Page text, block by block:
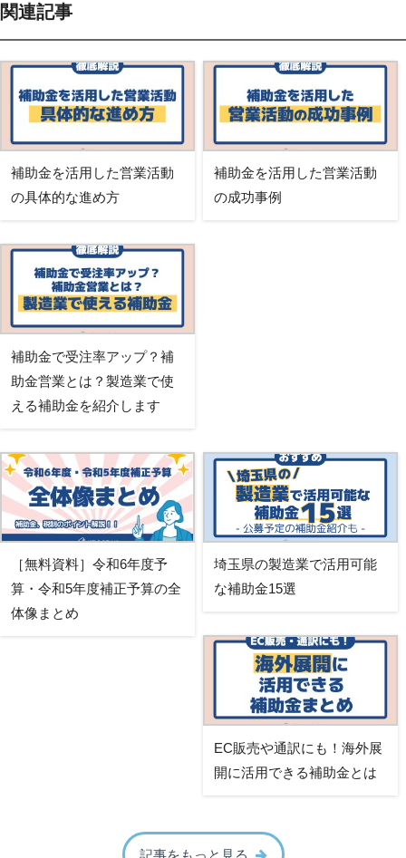
関連記事
補助金を活用した営業活動
の具体的な進め方
補助金を活用した営業活動
の成功事例
補助金で受注率アップ？補
助金営業とは？製造業で使
える補助金を紹介します
［無料資料］令和6年度予
算・令和5年度補正予算の全
体像まとめ
埼玉県の製造業で活用可能
な補助金15選
EC販売や通訳にも！海外展
開に活用できる補助金とは
記事をもっと見る